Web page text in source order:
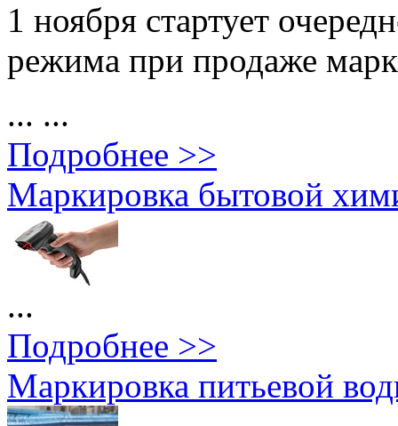
1 ноября стартует
режима при продаже
... ...
Подробнее >>
Маркировка бытовой
...
Подробнее >>
Маркировка питьевой